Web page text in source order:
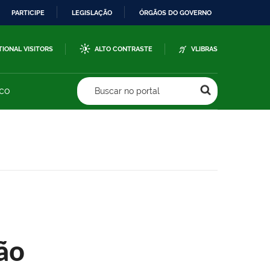
PARTICIPE LEGISLAÇÃO ÓRGÃOS DO GOVERNO
VISITORS ALTO CONTRASTE VLIBRAS
Buscar no portal